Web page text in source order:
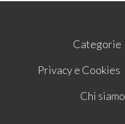
Categorie
Privacy e Cookies
Chi siamo